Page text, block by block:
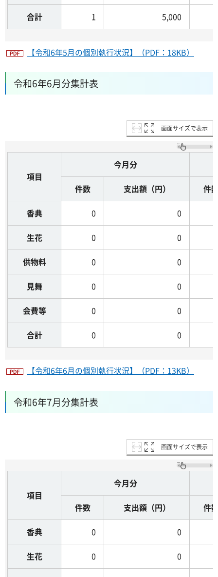
合計 1 5,000
【令和6年5月の個別執行状況】（PDF：18KB）
令和6年6月分集計表
画面サイズで表示
項目
今月分
件数 支出額（円） 件
香典 0 0
生花 0 0
供物料 0 0
見舞 0 0
会費等 0 0
合計 0 0
【令和6年6月の個別執行状況】（PDF：13KB）
令和6年7月分集計表
画面サイズで表示
項目
今月分
件数 支出額（円） 件
香典 0 0
生花 0 0